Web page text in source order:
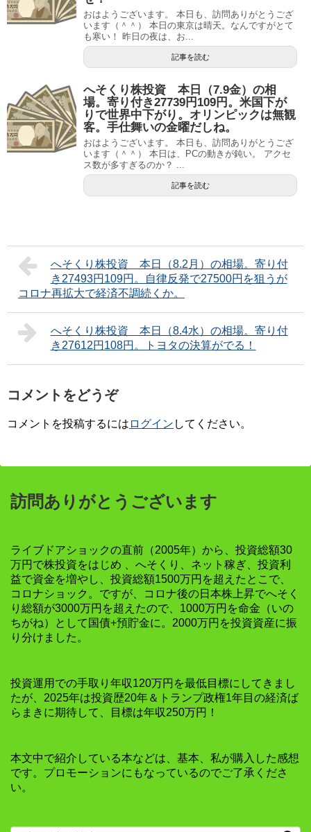
おはようございます。 本日も、訪問ありがとうござ
います（＾＾） 本日の東京は晴天。なんですがとて
も寒い！ 昨日の夜は、お...
記事を読む
へそくり株投資 本日（7.9金）の相
場。寄り付き27739円109円。米国下が
りで世界中下がり。オリンピックは無観
客。手仕舞いの金曜だしね。
おはようございます。 本日も、訪問ありがとうござ
います（＾＾） 本日は、PCの動きが鈍い。 アクセ
ス数が多すぎるのか？ ...
記事を読む
へそくり株投資 本日（8.2月）の相場。寄り付
き27493円109円。自律反発で27500円を狙うが
コロナ再拡大で経済不調続くか。
へそくり株投資 本日（8.4水）の相場。寄り付
き27612円108円。トヨタの決算がでる！
コメントをどうぞ
コメントを投稿するには ログイン してください。
訪問ありがとうございます
ライブドアショックの直前（2005年）から、投資総額30
万円で株投資をはじめ 、へそくり、ネット稼ぎ、投資利
益で資金を増やし、投資総額1500万円を超えたとこで、
コロナショック。ですが、コロナ後の日本株上昇でへそく
り総額が3000万円を超えたので、1000万円を命金（いの
ちがね）として国債+預貯金に。2000万円を投資資産に振
り分けました。
投資運用での手取り年収120万円を最低目標にしてきまし
たが、2025年は投資歴20年＆トランプ政権1年目の経済ば
らまきに期待して、目標は年収250万円！
本文中で紹介している本などは、基本、私が購入した感想
です。プロモーションにもなっているのでご了承くださ
い。